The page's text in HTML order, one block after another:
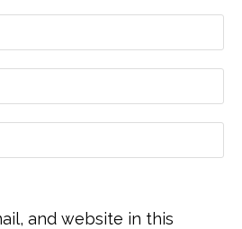
and website in this